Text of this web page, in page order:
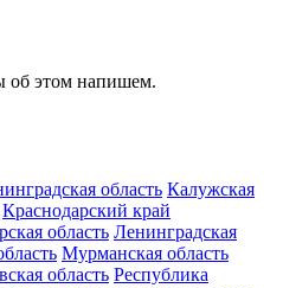
об этом напишем.
область Калужская
Краснодарский край
область Ленинградская
Мурманская область
область Республика